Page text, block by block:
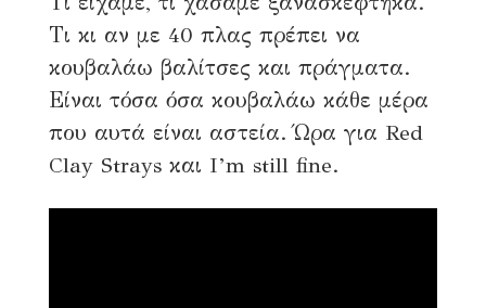
Τι κι αν με 40 πλας πρέπει να
κουβαλάω βαλίτσες και πράγματα.
Είναι τόσα όσα κουβαλάω κάθε μέρα
που αυτά είναι αστεία. Ώρα για Red
Clay Strays και I’m still fine.